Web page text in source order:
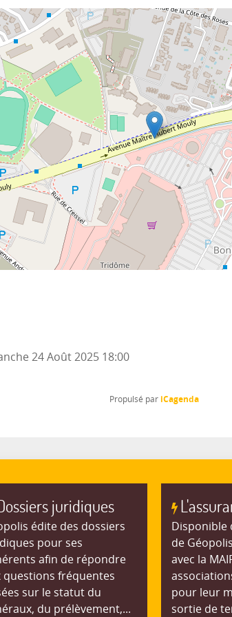
24 Août 2025 18:00
Propulsé par iCagenda
juridiques
édite des dossiers
pour ses
afin de répondre
questions fréquentes
sur le statut du
du prélèvement,...
Disponible
de
avec la
pour leur
sortie de